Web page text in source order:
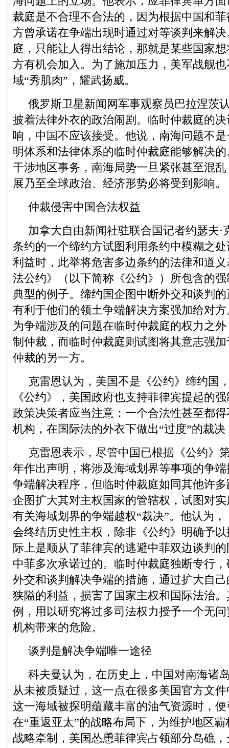
裁庭是不合理不合法的，因为根据中国和
方曾承诺在争端出现时通过对等谈判来解
庭，只能让人得出结论，那就是某些国家
方有机会加入。为了施加压力，美军战舰
域“秀肌肉”，耀武扬威。
俄罗斯卫星新闻网军事观察员巴拉涅茨
披着法律外衣的政治闹剧。临时仲裁庭的
响，中国不应该接受。他说，南海问题不
明体系和法律体系的临时仲裁庭能够解决
干涉地区事务，南海局势一旦紧张甚至混
展乃至全球政治、经济形势必将受到影响。
仲裁侵害中国合法权益
加拿大自由新闻社驻联合国记者约瑟夫·
条约的一个缔约方试图利用条约中模糊之
利益时，此举将危害多边条约的法律和道
法公约》（以下简称《公约》）所包含的
典型的例子。缔约国企图中断外交和谈判
有利于他们的领土争端解决方案强加给对
为争端涉及的问题在临时仲裁庭的权力之
制仲裁，而临时仲裁庭则试图将其意志强
仲裁的另一方。
克雷恩认为，美国不是《公约》缔约国
《公约》，美国政府也支持菲律宾提起的
政策决策者应当注意：一个合法性甚至都
机构，在国际法的外衣下做出“过度”的裁
克雷恩表示，尽管中国已根据《公约》
年作出声明，将涉及海域划界等事项的争
争端解决程序，但临时仲裁庭如同其他许
企图扩大其对主权国家的管辖权，试图对
有关海域划界的争端越权“裁决”。他认为
会终结历史性主权，除非《公约》明确予
际上是顺从了菲律宾的逃避中菲双边谈判
中菲多次承诺过的。临时仲裁庭独断专行
外交和谈判解决争端的措施，通过扩大自
狭隘的利益，损害了国家主权和国际法治
例，用以研究将过多司法权力授予一个无
机构带来的危险。
谈判是解决争端唯一途径
科夫曼认为，在历史上，中国对南海诸
从未被质疑过，这一点在很多美国官方文
这一海域被探明蕴藏丰富的油气资源时，
在“重返亚太”的战略布局下，为维护地区
战略牵制，美国怂恿菲律宾占领部分岛礁